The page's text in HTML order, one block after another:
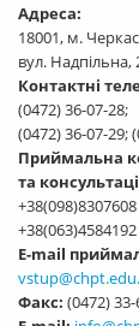
Адреса:
18001, м.
вул. Надпільна,
Контактні
(0472) 36-07-28;
(0472) 36-07-29;
Приймальна
та
+38(098)8307608
+38(063)4584192
E-mail
Факс: (0472)